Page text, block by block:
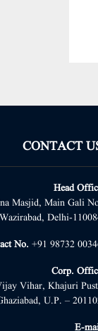
CONTACT
Head
Masjid, Main Gali
Delhi-
No. +91 98732
Corp.
Vihar, Khajuri
U.P. –
E-